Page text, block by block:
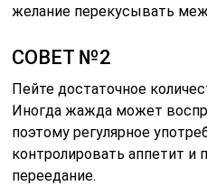
желание перекусывать
СОВЕТ №2
Пейте достаточное
Иногда жажда может
поэтому регулярное
контролировать аппетит и
переедание.